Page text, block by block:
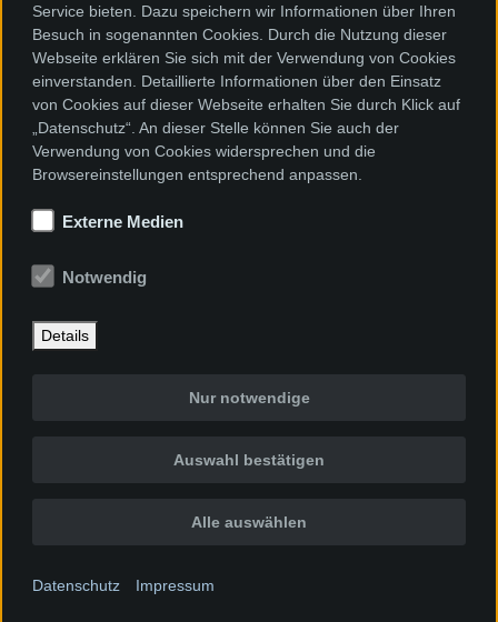
Service bieten. Dazu speichern wir Informationen über Ihren
Besuch in sogenannten Cookies. Durch die Nutzung dieser
Webseite erklären Sie sich mit der Verwendung von Cookies
einverstanden. Detaillierte Informationen über den Einsatz
von Cookies auf dieser Webseite erhalten Sie durch Klick auf
„Datenschutz“. An dieser Stelle können Sie auch der
Verwendung von Cookies widersprechen und die
Browsereinstellungen entsprechend anpassen.
Externe Medien
Notwendig
Details
Nur notwendige
Auswahl bestätigen
Alle auswählen
Datenschutz Impressum